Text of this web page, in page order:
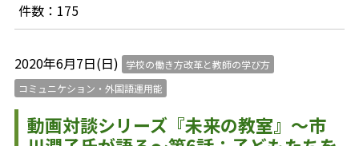
件数：175
2020年6月7日(日)
学校の働き方改革と教師の学び方
コミュニケション・外国語運用能
動画対談シリーズ『未来の教室』～市